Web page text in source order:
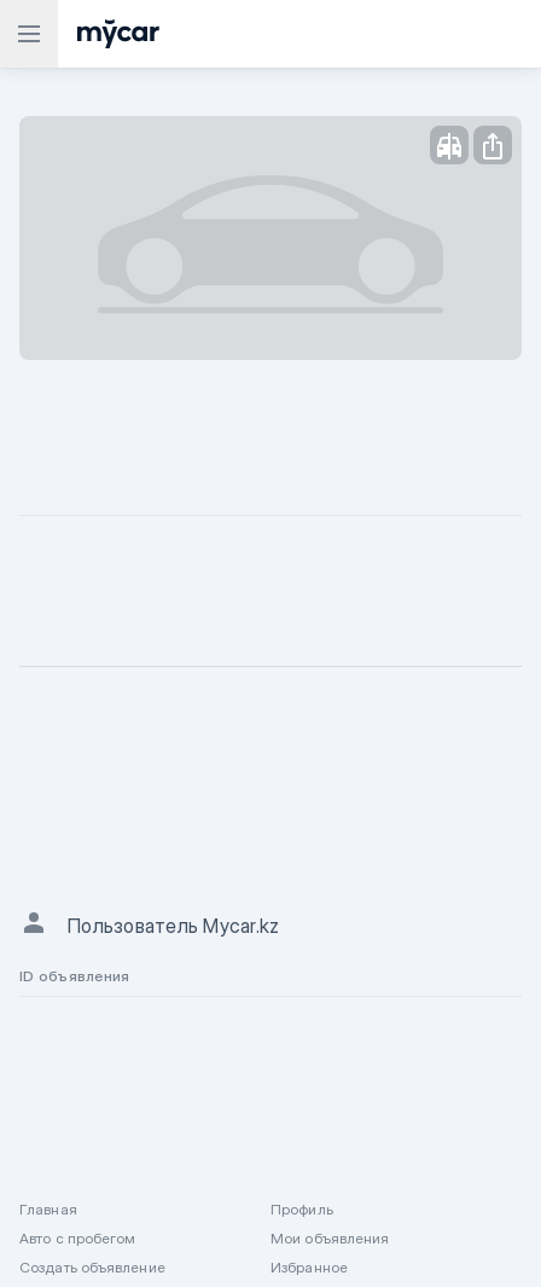
Пользователь Mycar.kz
ID объявления
Главная
Авто с пробегом
Создать объявление
Профиль
Мои объявления
Избранное